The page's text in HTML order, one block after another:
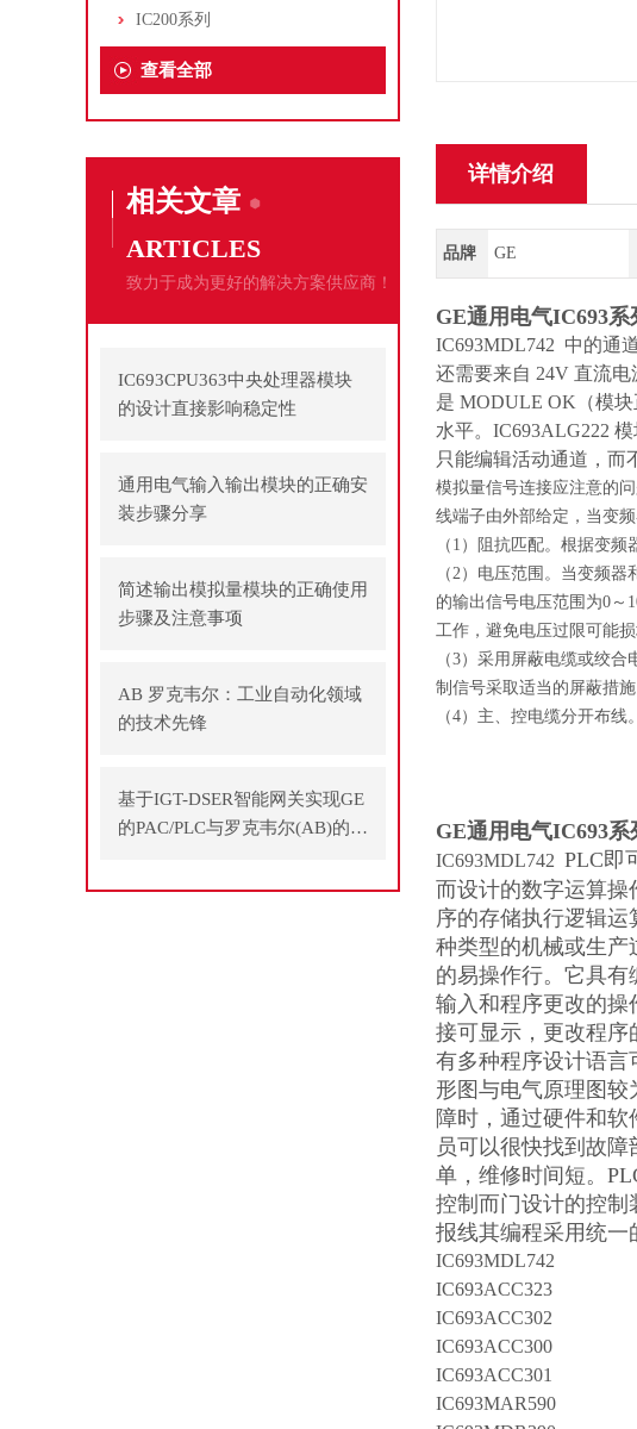
IC200系列
查看全部
相关文章
ARTICLES
致力于成为更好的解决方案供应商！
IC693CPU363中央处理器模块
的设计直接影响稳定性
通用电气输入输出模块的正确安
装步骤分享
简述输出模拟量模块的正确使用
步骤及注意事项
AB 罗克韦尔：工业自动化领域
的技术先锋
基于IGT-DSER智能网关实现GE
的PAC/PLC与罗克韦尔(AB)的P
详情介绍
品牌 GE
GE通用电气IC693
IC693MDL742 中的通
还需要来自 24V 直流
是 MODULE OK（模
水平。IC693ALG222
只能编辑活动通道，而
模拟量信号连接应注意的
线端子由外部给定，当变
（1）阻抗匹配。根据变
（2）电压范围。当变频
的输出信号电压范围为0～
工作，避免电压过限可能损
（3）采用屏蔽电缆或绞
制信号采取适当的屏蔽措
（4）主、控电缆分开布
GE通用电气IC693
IC693MDL742 PLC即
而设计的数字运算操
序的存储执行逻辑
种类型的机械或生产
的易操作行。它具
输入和程序更改的操
接可显示，更改程序
有多种程序设计语言
形图与电气原理图
障时，通过硬件和软
员可以很快找到故
单，维修时间短。
控制而门设计的控
报线其编程采用统一
IC693MDL742
IC693ACC323
IC693ACC302
IC693ACC300
IC693ACC301
IC693MAR590